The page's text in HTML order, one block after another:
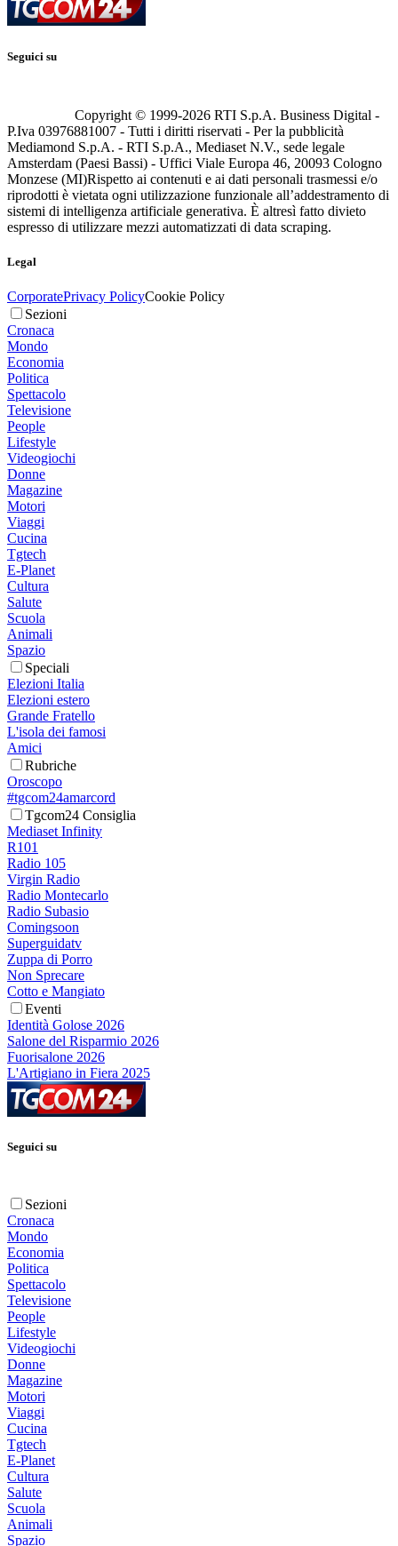
Seguici su
Copyright © 1999-2026 RTI S.p.A. Business Digital -
P.Iva 03976881007 - Tutti i diritti riservati - Per la pubblicità
Mediamond S.p.A. - RTI S.p.A., Mediaset N.V., sede legale
Amsterdam (Paesi Bassi) - Uffici Viale Europa 46, 20093 Cologno
Monzese (MI)Rispetto ai contenuti e ai dati personali trasmessi e/o
riprodotti è vietata ogni utilizzazione funzionale all’addestramento di
sistemi di intelligenza artificiale generativa. È altresì fatto divieto
espresso di utilizzare mezzi automatizzati di data scraping.
Legal
CorporatePrivacy PolicyCookie Policy
Sezioni
Cronaca
Mondo
Economia
Politica
Spettacolo
Televisione
People
Lifestyle
Videogiochi
Donne
Magazine
Motori
Viaggi
Cucina
Tgtech
E-Planet
Cultura
Salute
Scuola
Animali
Spazio
Speciali
Elezioni Italia
Elezioni estero
Grande Fratello
L'isola dei famosi
Amici
Rubriche
Oroscopo
#tgcom24amarcord
Tgcom24 Consiglia
Mediaset Infinity
R101
Radio 105
Virgin Radio
Radio Montecarlo
Radio Subasio
Comingsoon
Superguidatv
Zuppa di Porro
Non Sprecare
Cotto e Mangiato
Eventi
Identità Golose 2026
Salone del Risparmio 2026
Fuorisalone 2026
L'Artigiano in Fiera 2025
Seguici su
Sezioni
Cronaca
Mondo
Economia
Politica
Spettacolo
Televisione
People
Lifestyle
Videogiochi
Donne
Magazine
Motori
Viaggi
Cucina
Tgtech
E-Planet
Cultura
Salute
Scuola
Animali
Spazio